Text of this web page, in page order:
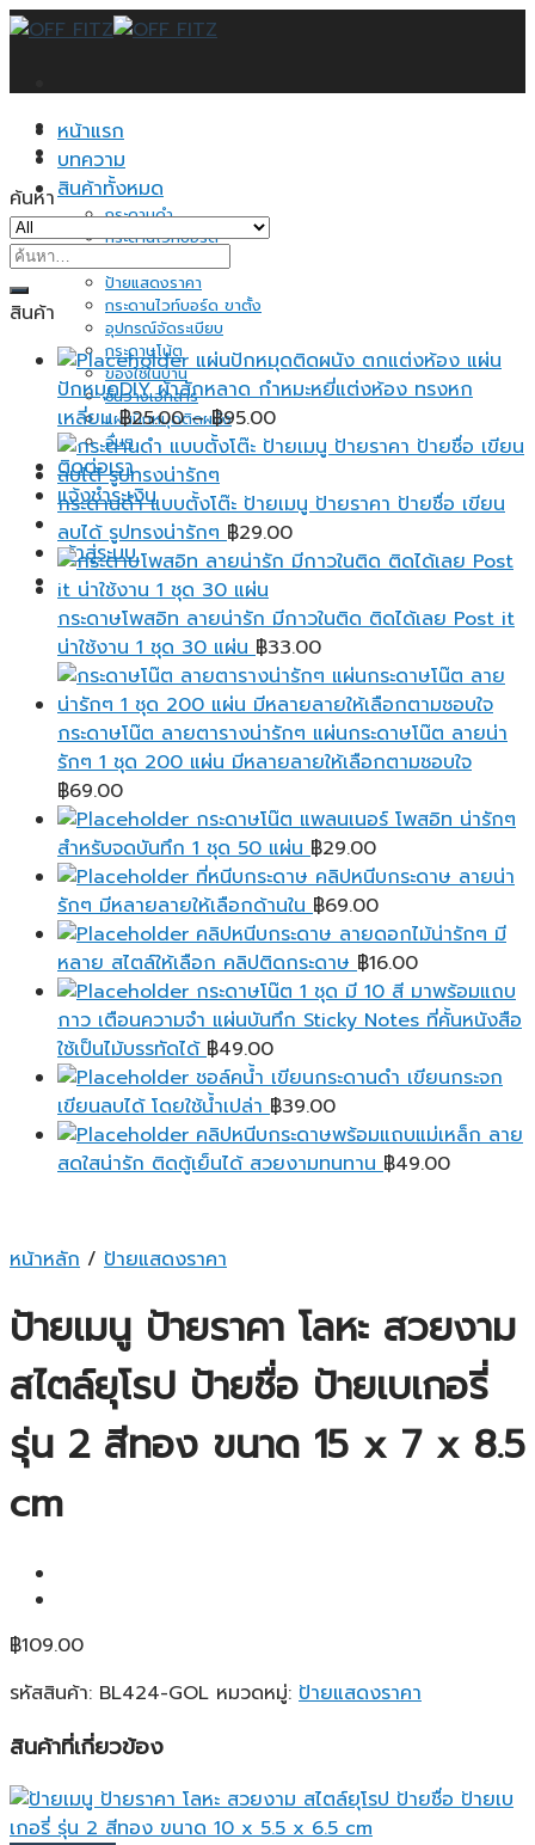
Skip
หน้าแรก
บทความ
สินค้าทั้งหมด
กระดานดำ
กระดานไวท์บอร์ด
ป้ายแสดงราคา
กระดานไวท์บอร์ด ขาตั้ง
อุปกรณ์จัดระเบียบ
กระดาษโน้ต
ของใช้ในบ้าน
ชั้นวางเอกสาร
แผ่นปักหมุดติดผนัง
อื่นๆ
ติดต่อเรา
แจ้งชำระเงิน
เข้าสู่ระบบ
ค้นหา
ค้นหา:
สินค้า
แผ่นปักหมุดติดผนัง ตกแต่งห้อง แผ่น
ปักหมุดDIY ผ้าสักหลาด กำหมะหยี่แต่งห้อง ทรงหก
เหลี่ยม ฿25.00 – ฿95.00Price
range:
through
฿95.00
กระดานดำ แบบตั้งโต๊ะ ป้ายเมนู ป้ายราคา ป้ายชื่อ เขียน
ลบได้ รูปทรงน่ารักๆ ฿29.00
กระดาษโพสอิท ลายน่ารัก มีกาวในติด ติดได้เลย Post it
น่าใช้งาน 1 ชุด 30 แผ่น ฿33.00
กระดาษโน๊ต ลายตารางน่ารักๆ แผ่นกระดาษโน๊ต ลายน่า
รักๆ 1 ชุด 200 แผ่น มีหลายลายให้เลือกตามชอบใจ
฿69.00
กระดาษโน๊ต แพลนเนอร์ โพสอิท น่ารักๆ
สำหรับจดบันทึก 1 ชุด 50 แผ่น ฿29.00
ที่หนีบกระดาษ คลิปหนีบกระดาษ ลายน่า
รักๆ มีหลายลายให้เลือกด้านใน ฿69.00
คลิปหนีบกระดาษ ลายดอกไม้น่ารักๆ มี
หลาย สไตล์ให้เลือก คลิปติดกระดาษ ฿16.00
กระดาษโน๊ต 1 ชุด มี 10 สี มาพร้อมแถบ
กาว เตือนความจํา แผ่นบันทึก Sticky Notes ที่คั้นหนังสือ
ใช้เป็นไม้บรรทัดได้ ฿49.00
ชอล์คน้ำ เขียนกระดานดำ เขียนกระจก
เขียนลบได้ โดยใช้น้ำเปล่า ฿39.00
คลิปหนีบกระดาษพร้อมแถบแม่เหล็ก ลาย
สดใสน่ารัก ติดตู้เย็นได้ สวยงามทนทาน ฿49.00
หน้าหลัก / ป้ายแสดงราคา
ป้ายเมนู ป้ายราคา โลหะ สวยงาม
สไตล์ยุโรป ป้ายชื่อ ป้ายเบเกอรี่
รุ่น 2 สีทอง ขนาด 15 x 7 x 8.5
cm
฿109.00
รหัสสินค้า: BL424-GOL หมวดหมู่: ป้ายแสดงราคา
สินค้าที่เกี่ยวข้อง